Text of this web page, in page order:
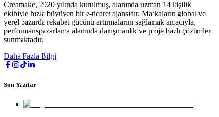
Creamake, 2020 yılında kurulmuş, alanında uzman 14 kişilik
ekibiyle hızla büyüyen bir e-ticaret ajansıdır. Markaların global ve
yerel pazarda rekabet gücünü artırmalarını sağlamak amacıyla,
performanspazarlama alanında danışmanlık ve proje bazlı çözümler
sunmaktadır.
Daha Fazla Bilgi
Son Yazılar